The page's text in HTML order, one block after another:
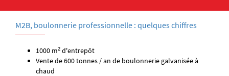
M2B, boulonnerie professionnelle : quelques chiffres
1000 m2 d'entrepôt
Vente de 600 tonnes / an de boulonnerie galvanisée à
chaud